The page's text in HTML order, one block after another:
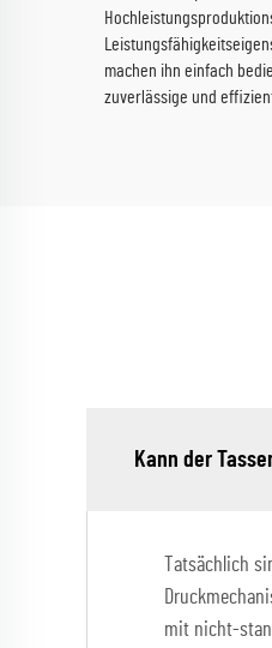
machen ihn einfach
zuverlässige und
Kann der
Tatsächlich
mit nicht-